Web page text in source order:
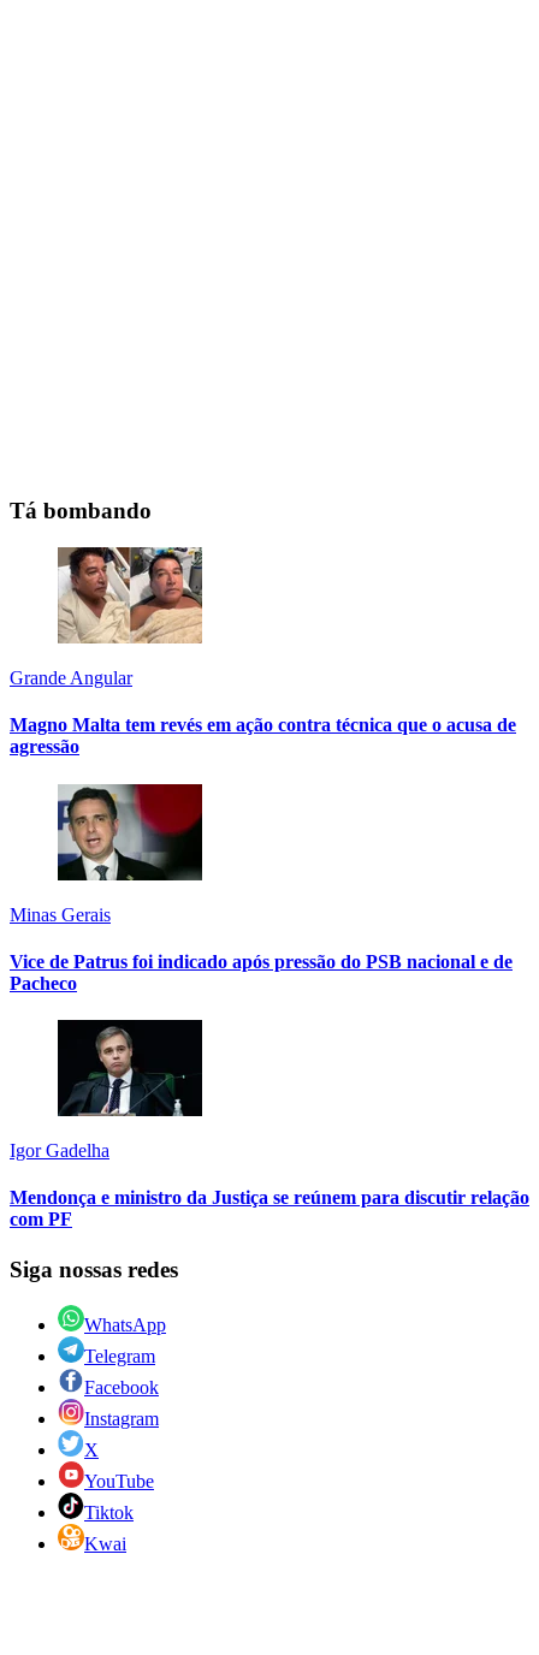
Tá bombando
Grande Angular
Magno Malta tem revés em ação contra técnica que o acusa de
agressão
Minas Gerais
Vice de Patrus foi indicado após pressão do PSB nacional e de
Pacheco
Igor Gadelha
Mendonça e ministro da Justiça se reúnem para discutir relação
com PF
Siga nossas redes
WhatsApp
Telegram
Facebook
Instagram
X
YouTube
Tiktok
Kwai